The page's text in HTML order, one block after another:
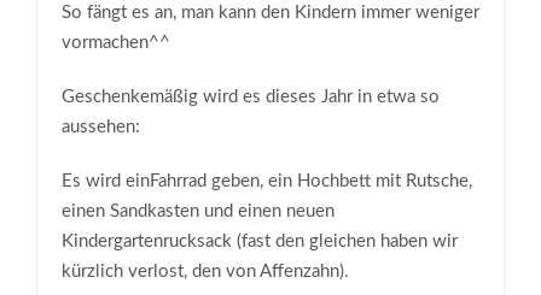
So fängt es an, man kann den Kindern immer weniger
vormachen^^
Geschenkemäßig wird es dieses Jahr in etwa so
aussehen:
Es wird einFahrrad geben, ein Hochbett mit Rutsche,
einen Sandkasten und einen neuen
Kindergartenrucksack (fast den gleichen haben wir
kürzlich verlost, den von Affenzahn).